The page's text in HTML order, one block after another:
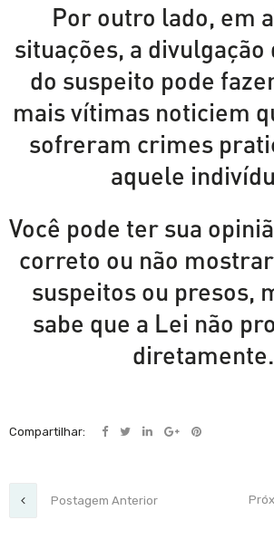
Por outro lado, em
situações, a divulgação
do suspeito pode
mais vítimas noticiem
sofreram crimes
aquele
Você pode ter sua
correto ou não
suspeitos ou presos,
sabe que a Lei não
diretamente.
Compartilhar:
Postagem Anterior